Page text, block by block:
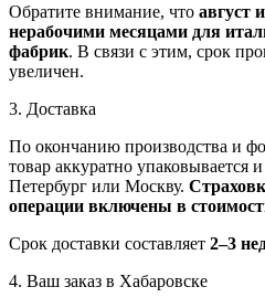
Обратите внимание, что август
нерабочими месяцами для
фабрик. В связи с этим, срок
увеличен.
3. Доставка
По окончанию производства и
товар аккуратно упаковывается
Петербург или Москву.
операции включены в
Срок доставки составляет 2–3
4. Ваш заказ в Хабаровске